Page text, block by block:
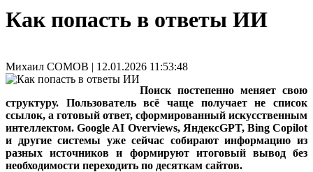
Как попасть в ответы ИИ
Михаил СОМОВ | 12.01.2026 11:53:48
Поиск постепенно меняет свою
структуру. Пользователь всё чаще получает не список
ссылок, а готовый ответ, сформированный искусственным
интеллектом. Google AI Overviews, ЯндексGPT, Bing Copilot
и другие системы уже сейчас собирают информацию из
разных источников и формируют итоговый вывод без
необходимости переходить по десяткам сайтов.